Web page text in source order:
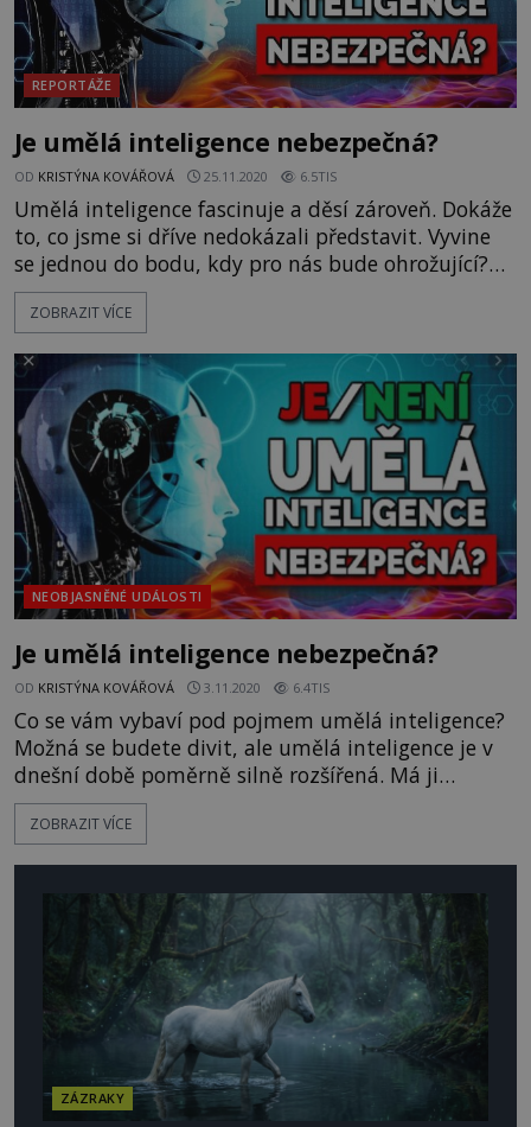
REPORTÁŽE
Je umělá inteligence nebezpečná?
OD KRISTÝNA KOVÁŘOVÁ 25.11.2020 6.5TIS
Umělá inteligence fascinuje a děsí zároveň. Dokáže
to, co jsme si dříve nedokázali představit. Vyvine
se jednou do bodu, kdy pro nás bude ohrožující?
https://www.youtube.com/watch?
ZOBRAZIT VÍCE
NEOBJASNĚNÉ UDÁLOSTI
Je umělá inteligence nebezpečná?
OD KRISTÝNA KOVÁŘOVÁ 3.11.2020 6.4TIS
Co se vám vybaví pod pojmem umělá inteligence?
Možná se budete divit, ale umělá inteligence je v
dnešní době poměrně silně rozšířená. Má ji
například váš robotický vysavač, hlasoví asistenti
nebo třeba Google, který rozhoduje, jakou reklamu
ZOBRAZIT VÍCE
ZÁZRAKY